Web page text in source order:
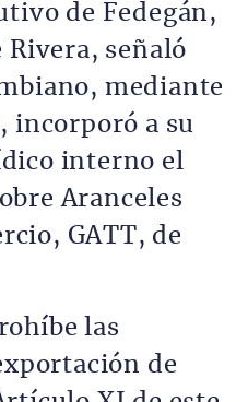
de Fedegán,
Rivera, señaló
mediante
incorporó a su
interno el
Aranceles
GATT, de
las
de